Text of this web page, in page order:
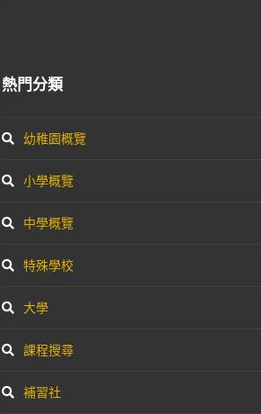
熱門分類
幼稚園概覽
小學概覽
中學概覽
特殊學校
大學
課程搜尋
補習社